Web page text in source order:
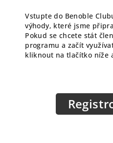
Vstupte do Benoble
výhody, které jsme
Pokud se chcete stát
programu a začít
kliknout na tlačítko níže